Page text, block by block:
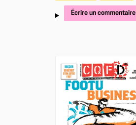
Écrire un commentaire